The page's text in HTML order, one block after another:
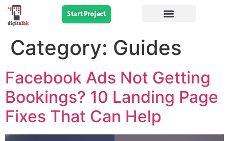
Start Project
Category: Guides
Facebook Ads Not Getting
Bookings? 10 Landing Page
Fixes That Can Help